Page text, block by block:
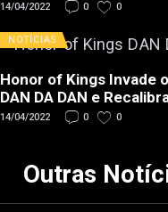
14/04/2022 0 0
NOTÍCIAS
Honor of Kings Invade
DAN DA DAN e
14/04/2022 0 0
Outras